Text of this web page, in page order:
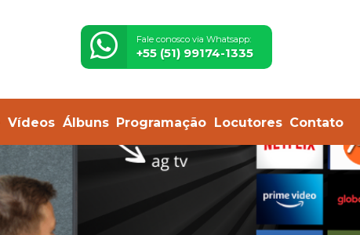
Fale conosco via Whatsapp:
+55 (51) 99174-1335
Vídeos Álbuns Programação Locutores Contato